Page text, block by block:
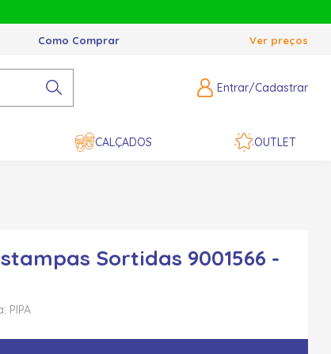
Como Comprar Ver preços
Entrar/Cadastrar
CALÇADOS OUTLET
Sortidas 9001566 -
PIPA